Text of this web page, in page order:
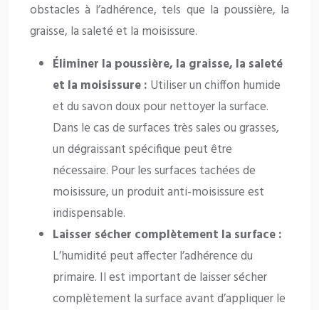
obstacles à l’adhérence, tels que la poussière, la
graisse, la saleté et la moisissure.
Éliminer la poussière, la graisse, la saleté
et la moisissure : Utiliser un chiffon humide
et du savon doux pour nettoyer la surface.
Dans le cas de surfaces très sales ou grasses,
un dégraissant spécifique peut être
nécessaire. Pour les surfaces tachées de
moisissure, un produit anti-moisissure est
indispensable.
Laisser sécher complètement la surface :
L’humidité peut affecter l’adhérence du
primaire. Il est important de laisser sécher
complètement la surface avant d’appliquer le